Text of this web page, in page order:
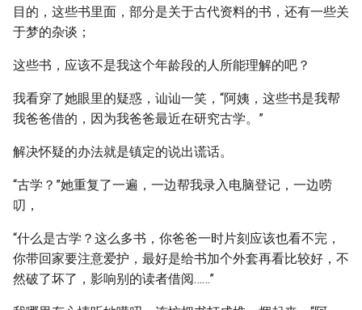
目的，这些书里面，部分是关于古代资料的书，还有一些关
于梦的杂谈；
这些书，应该不是我这个年龄段的人所能理解的吧？
我看穿了她眼里的疑惑，讪讪一笑，“阿姨，这些书是我帮
我爸爸借的，因为我爸爸最近在研究古学。”
解决怀疑的办法就是镇定的说出谎话。
“古学？”她重复了一遍，一边帮我录入电脑登记，一边唠
叨，
“什么是古学？这么多书，你爸爸一时片刻应该也看不完，
你带回家要注意爱护，最好是给书加个外套再看比较好，不
然破了坏了，影响别的读者借阅……”